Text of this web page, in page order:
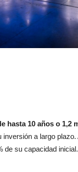
hasta 10 años o 1,2
a largo plazo.
de su capacidad inicial.